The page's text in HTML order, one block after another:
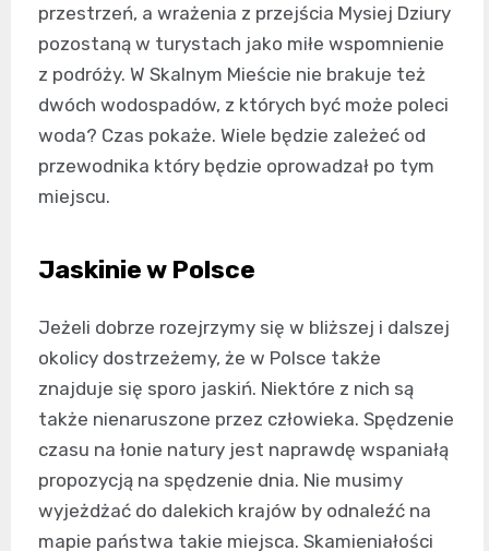
przestrzeń, a wrażenia z przejścia Mysiej Dziury
pozostaną w turystach jako miłe wspomnienie
z podróży. W Skalnym Mieście nie brakuje też
dwóch wodospadów, z których być może poleci
woda? Czas pokaże. Wiele będzie zależeć od
przewodnika który będzie oprowadzał po tym
miejscu.
Jaskinie w Polsce
Jeżeli dobrze rozejrzymy się w bliższej i dalszej
okolicy dostrzeżemy, że w Polsce także
znajduje się sporo jaskiń. Niektóre z nich są
także nienaruszone przez człowieka. Spędzenie
czasu na łonie natury jest naprawdę wspaniałą
propozycją na spędzenie dnia. Nie musimy
wyjeżdżać do dalekich krajów by odnaleźć na
mapie państwa takie miejsca. Skamieniałości